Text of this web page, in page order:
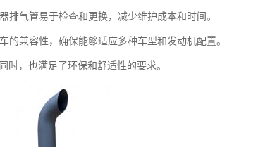
排气管易于检查和更换，减少维护成本和时间。
兼容性，确保能够适应多种车型和发动机配置。
，也满足了环保和舒适性的要求。